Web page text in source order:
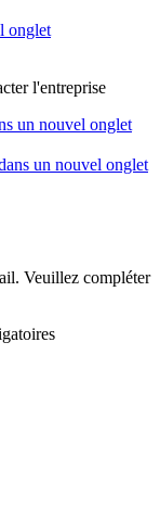
onglet
l'entreprise
un nouvel onglet
un nouvel onglet
Veuillez compléter